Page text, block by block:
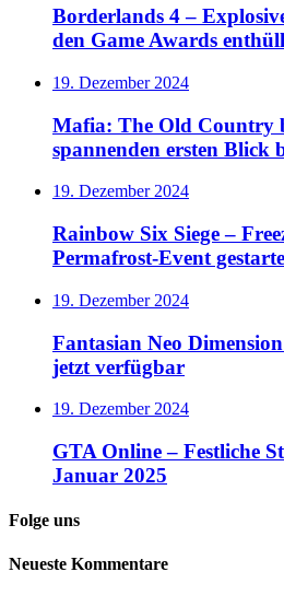
Borderlands 4 –
den Game Awards
19. Dezember 2024
Mafia: The Old Country
spannenden ersten Blick
19. Dezember 2024
Rainbow Six Siege –
Permafrost-Event
19. Dezember 2024
Fantasian Neo
jetzt verfügbar
19. Dezember 2024
GTA Online – Festliche
Januar 2025
Folge uns
Neueste Kommentare